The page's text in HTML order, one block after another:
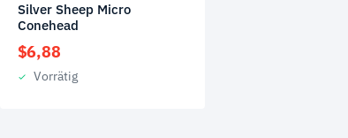
Silver Sheep Micro
Conehead
$6,88
Vorrätig